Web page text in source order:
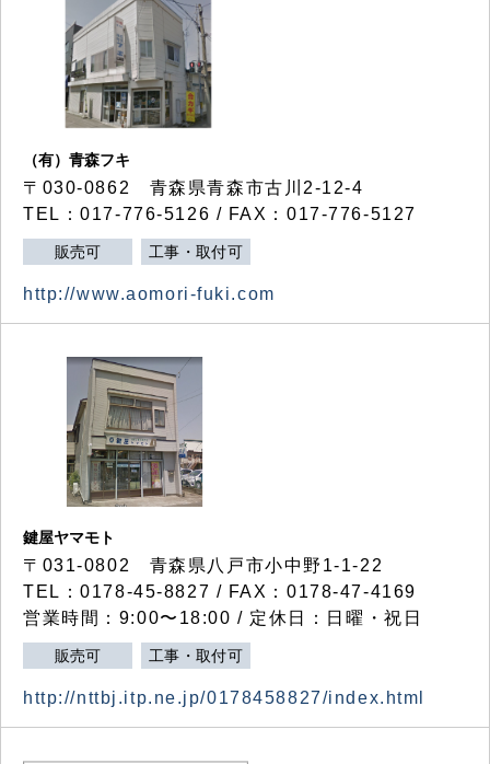
（有）青森フキ
〒030-0862 青森県青森市古川2-12-4
TEL：017-776-5126 / FAX：017-776-5127
販売可 工事・取付可
http://www.aomori-fuki.com
鍵屋ヤマモト
〒031-0802 青森県八戸市小中野1-1-22
TEL：0178-45-8827 / FAX：0178-47-4169
営業時間：9:00〜18:00 / 定休日：日曜・祝日
販売可 工事・取付可
http://nttbj.itp.ne.jp/0178458827/index.html